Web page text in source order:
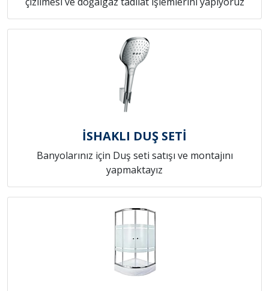
İSHAKLI DUŞ SETİ
Banyolarınız için Duş seti satışı ve montajını
yapmaktayız